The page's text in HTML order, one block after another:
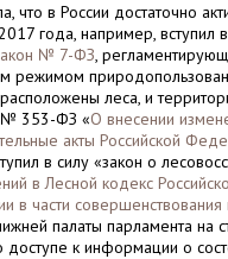
что в России достаточно
года, например, вступил
№ 7-ФЗ,
режимом
леса, и
№ 353-ФЗ «О внесении
акты Российской
в силу «закон о
в Лесной кодекс
в части совершенствования
палаты парламента на
к информации о